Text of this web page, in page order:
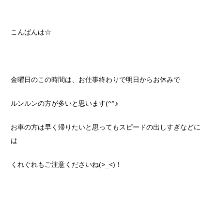
こんばんは☆
金曜日のこの時間は、お仕事終わりで明日からお休みで
ルンルンの方が多いと思います(^^♪
お車の方は早く帰りたいと思ってもスピードの出しすぎなどに
は
くれぐれもご注意くださいね(>_<)！